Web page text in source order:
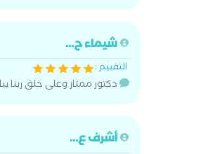
شيماء ح...
التقييم :
دكتور ممتاز وعلى خلق ربنا
أشرف ع...